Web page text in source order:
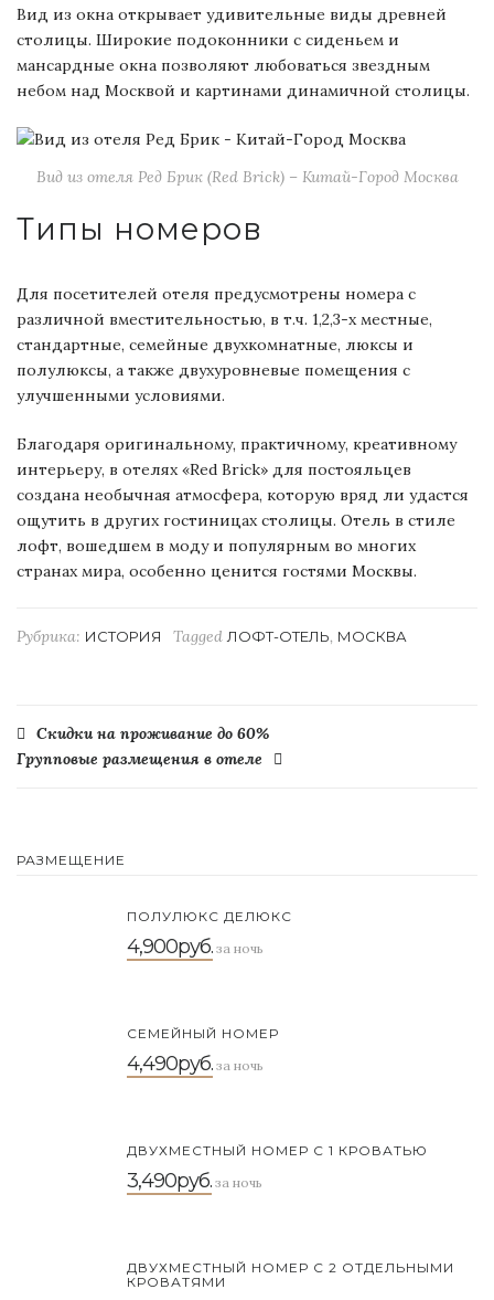
Вид из окна открывает удивительные виды древней
столицы. Широкие подоконники с сиденьем и
мансардные окна позволяют любоваться звездным
небом над Москвой и картинами динамичной столицы.
Вид из отеля Ред Брик (Red Brick) – Китай-Город Москва
Типы номеров
Для посетителей отеля предусмотрены номера с
различной вместительностью, в т.ч. 1,2,3-х местные,
стандартные, семейные двухкомнатные, люксы и
полулюксы, а также двухуровневые помещения с
улучшенными условиями.
Благодаря оригинальному, практичному, креативному
интерьеру, в отелях «Red Brick» для постояльцев
создана необычная атмосфера, которую вряд ли удастся
ощутить в других гостиницах столицы. Отель в стиле
лофт, вошедшем в моду и популярным во многих
странах мира, особенно ценится гостями Москвы.
Рубрика: ИСТОРИЯ TaggedЛОФТ-ОТЕЛЬ, МОСКВА
Навигация
по
Скидки на проживание до 60%
Групповые размещения в отеле
РАЗМЕЩЕНИЕ
ПОЛУЛЮКС ДЕЛЮКС
4,900руб. за ночь
СЕМЕЙНЫЙ НОМЕР
4,490руб. за ночь
ДВУХМЕСТНЫЙ НОМЕР С 1 КРОВАТЬЮ
3,490руб. за ночь
ДВУХМЕСТНЫЙ НОМЕР С 2 ОТДЕЛЬНЫМИ
КРОВАТЯМИ